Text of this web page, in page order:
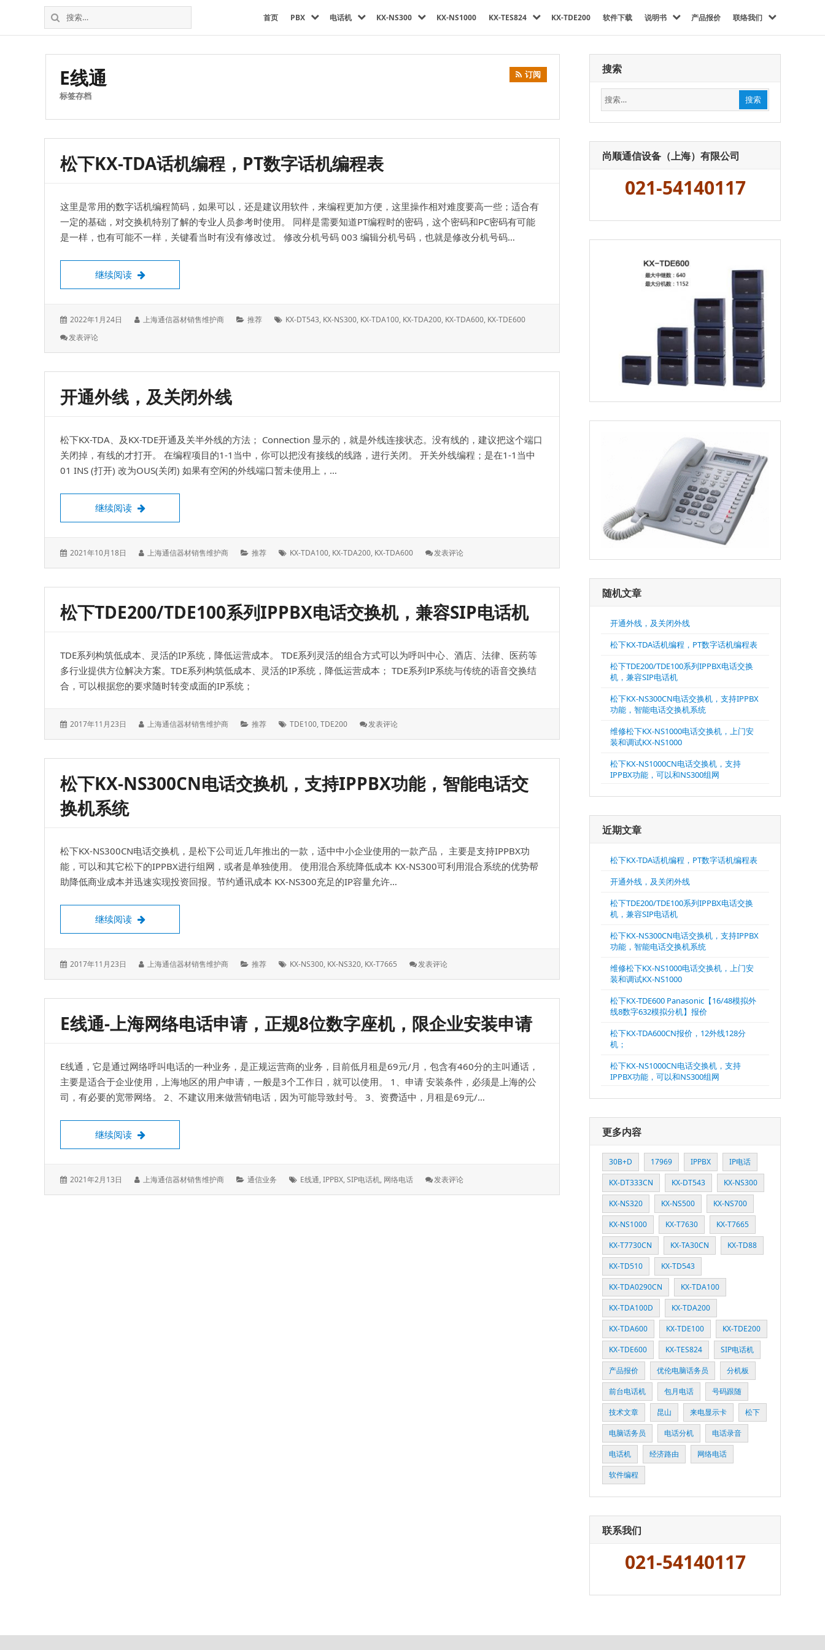
松
下
话
上
海
维
修
交
搜
索：
首页 PBX 电话机 KX-NS300 KX-NS1000 KX-TES824 KX-TDE200 软件下载 说明书 产品报价 联络我们
E线通
标签存档
订阅
松下KX-TDA话机编程，PT数字话机编程表
这里是常用的数字话机编程简码，如果可以，还是建议用软件，来编程更加方便，这里操作相对难度要高一些；适合有
一定的基础，对交换机特别了解的专业人员参考时使用。 同样是需要知道PT编程时的密码，这个密码和PC密码有可能
是一样，也有可能不一样，关键看当时有没有修改过。 修改分机号码 003 编辑分机号码，也就是修改分机号码…
继续阅读 松下KX-TDA话机编程，PT数字话机编程表
发
于：
2022年1月24日
作
上海通信器材销售维护商
分
推荐
标
KX-DT543, KX-NS300, KX-TDA100, KX-TDA200, KX-TDA600, KX-TDE600
发表评论: 松
TDA
机
编
数
字
话
机
表
开通外线，及关闭外线
松下KX-TDA、及KX-TDE开通及关半外线的方法； Connection 显示的，就是外线连接状态。没有线的，建议把这个端口
关闭掉，有线的才打开。 在编程项目的1-1当中，你可以把没有接线的线路，进行关闭。 开关外线编程；是在1-1当中
01 INS (打开) 改为OUS(关闭) 如果有空闲的外线端口暂未使用上，…
继续阅读 开通外线，及关闭外线
发
2021年10月18日
作
上海通信器材销售维护商
分
推荐
标
KX-TDA100, KX-TDA200, KX-TDA600 发表评论: 开
线，
关
闭
松下TDE200/TDE100系列IPPBX电话交换机，兼容SIP电话机
TDE系列构筑低成本、灵活的IP系统，降低运营成本。 TDE系列灵活的组合方式可以为呼叫中心、酒店、法律、医药等
多行业提供方位解决方案。TDE系列构筑低成本、灵活的IP系统，降低运营成本； TDE系列IP系统与传统的语音交换结
合，可以根据您的要求随时转变成面的IP系统；
发
2017年11月23日
作
上海通信器材销售维护商
分
推荐
标
TDE100,TDE200 发表评论: 松
系
IPPBX
电
兼
容
松下KX-NS300CN电话交换机，支持IPPBX功能，智能电话交
换机系统
松下KX-NS300CN电话交换机，是松下公司近几年推出的一款，适中中小企业使用的一款产品， 主要是支持IPPBX功
能，可以和其它松下的IPPBX进行组网，或者是单独使用。 使用混合系统降低成本 KX-NS300可利用混合系统的优势帮
助降低商业成本并迅速实现投资回报。节约通讯成本 KX-NS300充足的IP容量允许…
继续阅读 松下KX-NS300CN电话交换机，支持IPPBX功能，智能电话交换机系统
发
2017年11月23日
作
上海通信器材销售维护商
分
推荐
标
KX-NS300, KX-NS320, KX-T7665 发表评论: 松
NS300CN
话
交
支
持
IPPBX
功
换
机
E线通-上海网络电话申请，正规8位数字座机，限企业安装申请
E线通，它是通过网络呼叫电话的一种业务，是正规运营商的业务，目前低月租是69元/月，包含有460分的主叫通话，
主要是适合于企业使用，上海地区的用户申请，一般是3个工作日，就可以使用。 1、申请 安装条件，必须是上海的公
司，有必要的宽带网络。 2、不建议用来做营销电话，因为可能导致封号。 3、资费适中，月租是69元/…
继续阅读 E线通-上海网络电话申请，正规8位数字座机，限企业安装申请
发
2021年2月13日
作
上海通信器材销售维护商
分
通信业务
标
E线通,IPPBX,SIP电话机, 网络电话 发表评论: E
搜索
搜
索：
搜索
尚顺通信设备（上海）有限公司
021-54140117
随机文章
开通外线，及关闭外线
松下KX-TDA话机编程，PT数字话机编程表
松下TDE200/TDE100系列IPPBX电话交换
机，兼容SIP电话机
松下KX-NS300CN电话交换机，支持IPPBX
功能，智能电话交换机系统
维修松下KX-NS1000电话交换机，上门安
装和调试KX-NS1000
松下KX-NS1000CN电话交换机，支持
IPPBX功能，可以和NS300组网
近期文章
松下KX-TDA话机编程，PT数字话机编程表
开通外线，及关闭外线
松下TDE200/TDE100系列IPPBX电话交换
机，兼容SIP电话机
松下KX-NS300CN电话交换机，支持IPPBX
功能，智能电话交换机系统
维修松下KX-NS1000电话交换机，上门安
装和调试KX-NS1000
松下KX-TDE600 Panasonic【16/48模拟外
线8数字632模拟分机】报价
松下KX-TDA600CN报价，12外线128分
机；
松下KX-NS1000CN电话交换机，支持
IPPBX功能，可以和NS300组网
更多内容
30B+D 17969 IPPBX
IP电话
KX-DT333CN
KX-DT543
KX-NS300
KX-NS320
KX-NS500
KX-NS700
KX-NS1000
KX-T7630
KX-T7665
KX-T7730CN
KX-TA30CN
KX-TD88
KX-TD510
KX-TD543
KX-TDA0290CN
KX-TDA100
KX-TDA100D
KX-TDA200
KX-TDA600
KX-TDE100
KX-TDE200
KX-TDE600
KX-TES824
SIP电话机
产品报价
优伦电脑话务员
分机板
前台电话机
包月电话
号码跟随
技术文章
昆山 来电显示卡
松下
电脑话务员
电话分机
电话录音
电话机
经济路由
网络电话
软件编程
联系我们
021-54140117